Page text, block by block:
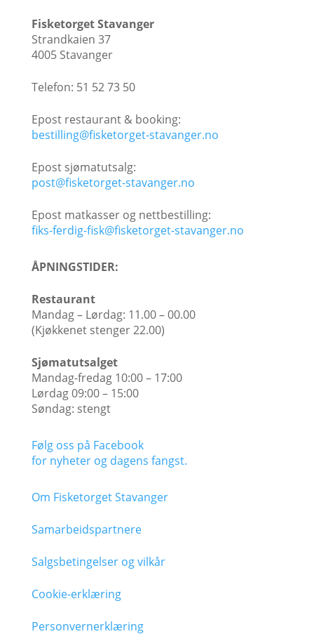
Fisketorget Stavanger
Strandkaien 37
4005 Stavanger
Telefon: 51 52 73 50
Epost restaurant & booking:
bestilling@fisketorget-stavanger.no
Epost sjømatutsalg:
post@fisketorget-stavanger.no
Epost matkasser og nettbestilling:
fiks-ferdig-fisk@fisketorget-stavanger.no
ÅPNINGSTIDER:
Restaurant
Mandag – Lørdag: 11.00 – 00.00
(Kjøkkenet stenger 22.00)​
Sjømatutsalget
Mandag-fredag 10:00 – 17:00
Lørdag 09:00 – 15:00
Søndag: stengt
Følg oss på Facebook
for nyheter og dagens fangst.
Om Fisketorget Stavanger
Samarbeidspartnere
Salgsbetingelser og vilkår
Cookie-erklæring
Personvernerklæring